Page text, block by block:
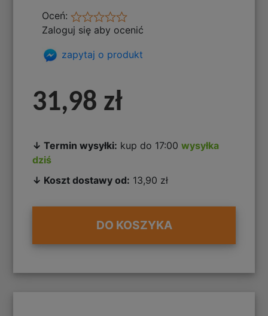
Oceń:
Zaloguj się aby ocenić
zapytaj o produkt
31,98 zł
↓ Termin wysyłki: kup do 17:00wysyłka
dziś
↓ Koszt dostawy od: 13,90 zł
DO KOSZYKA